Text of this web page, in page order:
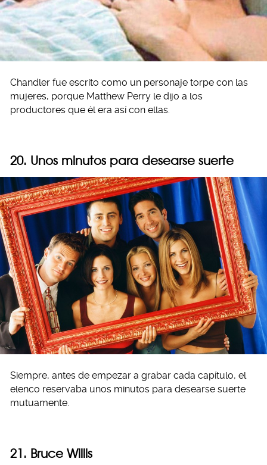
Chandler fue escrito como un personaje torpe con las
mujeres, porque Matthew Perry le dijo a los
productores que él era así con ellas.
20. Unos minutos para desearse suerte
Siempre, antes de empezar a grabar cada capítulo, el
elenco reservaba unos minutos para desearse suerte
mutuamente.
21. Bruce Willis